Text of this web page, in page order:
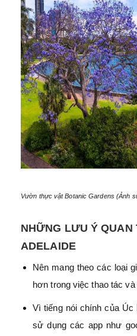
Vườn thực vật Botanic Gardens (Ảnh
NHỮNG LƯU Ý QUAN
ADELAIDE
Nên mang theo các loại
hơn trong việc thao tác
Vì tiếng nói chính của Úc
sử dụng các app như